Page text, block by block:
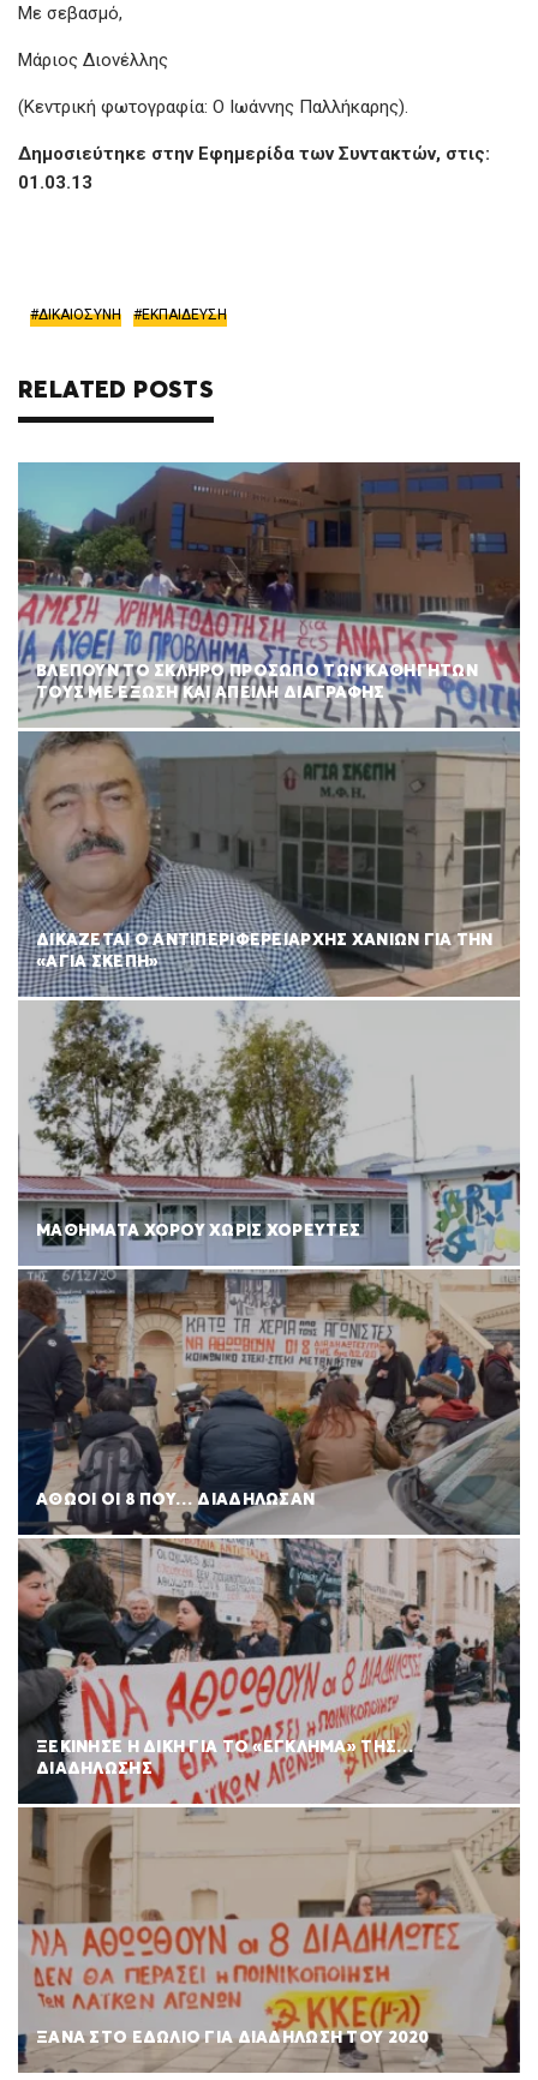
Με σεβασμό,
Μάριος Διονέλλης
(Κεντρική φωτογραφία: Ο Ιωάννης Παλλήκαρης).
Δημοσιεύτηκε στην Εφημερίδα των Συντακτών, στις:
01.03.13
ΔΙΚΑΙΟΣΥΝΗ ΕΚΠΑΙΔΕΥΣΗ
RELATED POSTS
ΒΛΕΠΟΥΝ ΤΟ ΣΚΛΗΡΟ ΠΡΟΣΩΠΟ ΤΩΝ ΚΑΘΗΓΗΤΩΝ
ΤΟΥΣ ΜΕ ΕΞΩΣΗ ΚΑΙ ΑΠΕΙΛΗ ΔΙΑΓΡΑΦΗΣ
ΔΙΚΑΖΕΤΑΙ Ο ΑΝΤΙΠΕΡΙΦΕΡΕΙΑΡΧΗΣ ΧΑΝΙΩΝ ΓΙΑ ΤΗΝ
«ΑΓΙΑ ΣΚΕΠΗ»
ΜΑΘΗΜΑΤΑ ΧΟΡΟΥ ΧΩΡΙΣ ΧΟΡΕΥΤΕΣ
ΑΘΩΟΙ ΟΙ 8 ΠΟΥ… ΔΙΑΔΗΛΩΣΑΝ
ΞΕΚΙΝΗΣΕ Η ΔΙΚΗ ΓΙΑ ΤΟ «ΕΓΚΛΗΜΑ» ΤΗΣ…
ΔΙΑΔΗΛΩΣΗΣ
ΞΑΝΑ ΣΤΟ ΕΔΩΛΙΟ ΓΙΑ ΔΙΑΔΗΛΩΣΗ ΤΟΥ 2020